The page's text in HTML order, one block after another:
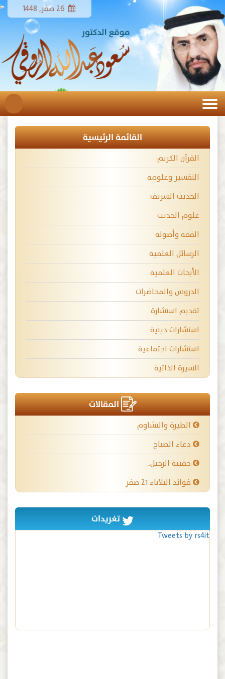
القائمة الرئيسية
القرآن الكريم
التفسير وعلومه
الحديث الشريف
علوم الحديث
الفقه وأصوله
الرسائل العلمية
الأبحاث العلمية
الدروس والمحاضرات
تقديم استشارة
استشارات دينية
استشارات اجتماعية
السيرة الذاتية
المقالات
الطيرة والتشاوم
دعاء الصباح
حقيبة الرحيل..
فوائد الثلاثاء ٢١ صفر
تغريدات
Tweets by rs4it